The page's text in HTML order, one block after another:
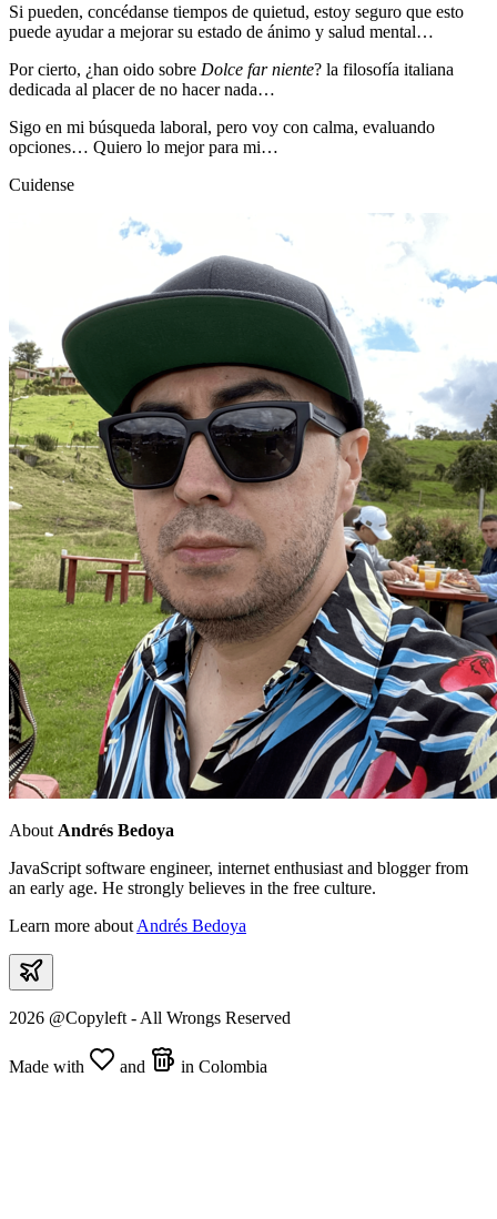
Si pueden, concédanse tiempos de quietud, estoy seguro que esto
puede ayudar a mejorar su estado de ánimo y salud mental…
Por cierto, ¿han oido sobre Dolce far niente? la filosofía italiana
dedicada al placer de no hacer nada…
Sigo en mi búsqueda laboral, pero voy con calma, evaluando
opciones… Quiero lo mejor para mi…
Cuidense
About Andrés Bedoya
JavaScript software engineer, internet enthusiast and blogger from
an early age. He strongly believes in the free culture.
Learn more about Andrés Bedoya
2026 @Copyleft - All Wrongs Reserved
Made with and in Colombia